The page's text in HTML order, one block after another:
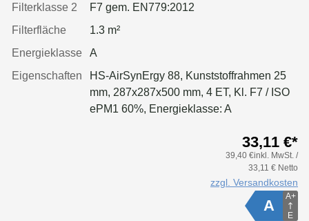
Filterklasse 2
F7 gem. EN779:2012
Filterfläche
1.3 m²
Energieklasse
A
Eigenschaften
HS-AirSynErgy 88, Kunststoffrahmen 25
mm, 287x287x500 mm, 4 ET, Kl. F7 / ISO
ePM1 60%, Energieklasse: A
33,11 €*
39,40 €inkl. MwSt. /
33,11 € Netto
zzgl. Versandkosten
A
A+
E